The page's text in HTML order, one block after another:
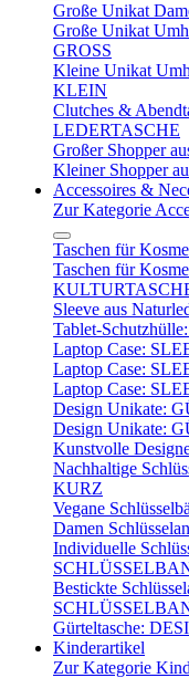
Große Unikat
Große Unikat
GROSS
Kleine Unikat
KLEIN
Clutches &
LEDERTASCHE
Großer Shopper
Kleiner Shopper
Accessoires &
Zur Kategorie
Taschen für
Taschen für
Sleeve aus
Tablet-
Laptop Case:
Laptop Case:
Laptop Case:
Design Unikate:
Design Unikate:
Kunstvolle
Nachhaltige
KURZ
Vegane
Damen
Individuelle
Bestickte
Gürteltasche:
Kinderartikel
Zur Kategorie